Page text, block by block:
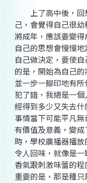
上了高中後，回
己，會覺得自己很
將成年，應該要變
自己的思想會慢慢
自己做決定，要使
的是，開始為自己
並一步一腳印地有
犯了錯，我總是一
經得到多少又失去什
事情當下可能平凡
有價值及意義，變
時，學校廣播器播
令人回味，就像是
香氣跟刺激味蕾的
重要的是，那是種只